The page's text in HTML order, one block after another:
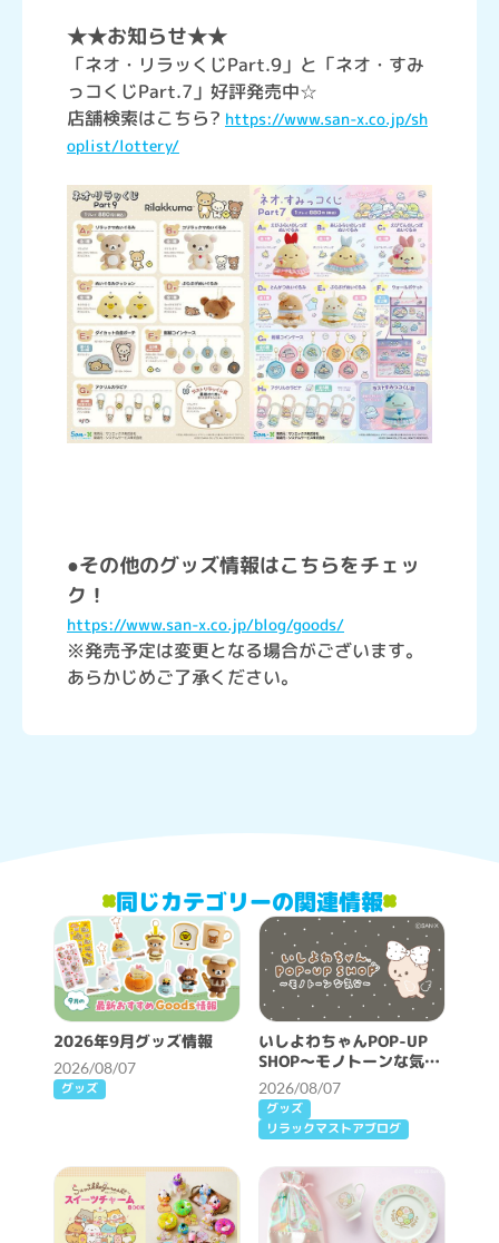
★★お知らせ★★
「ネオ・リラッくじPart.9」と「ネオ・すみ
っコくじPart.7」好評発売中☆
店舗検索はこちら? https://www.san-x.co.jp/sh
oplist/lottery/
●その他のグッズ情報はこちらをチェッ
ク！
https://www.san-x.co.jp/blog/goods/
※発売予定は変更となる場合がございます。
あらかじめご了承ください。
同じカテゴリーの関連情報
2026年9月グッズ情報
2026/08/07
グッズ
いしよわちゃんPOP-UP
SHOP～モノトーンな気分
～開催決定！
2026/08/07
グッズ
リラックマストアブログ